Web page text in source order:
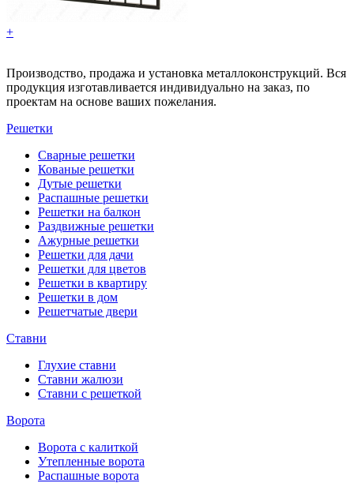
+
Производство, продажа и установка металлоконструкций. Вся
продукция изготавливается индивидуально на заказ, по
проектам на основе ваших пожелания.
Решетки
Сварные решетки
Кованые решетки
Дутые решетки
Распашные решетки
Решетки на балкон
Раздвижные решетки
Ажурные решетки
Решетки для дачи
Решетки для цветов
Решетки в квартиру
Решетки в дом
Решетчатые двери
Ставни
Глухие ставни
Ставни жалюзи
Ставни с решеткой
Ворота
Ворота с калиткой
Утепленные ворота
Распашные ворота